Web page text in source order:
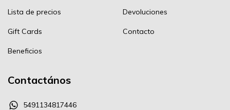
Lista de precios
Gift Cards
Beneficios
Devoluciones
Contacto
Contactános
5491134817446